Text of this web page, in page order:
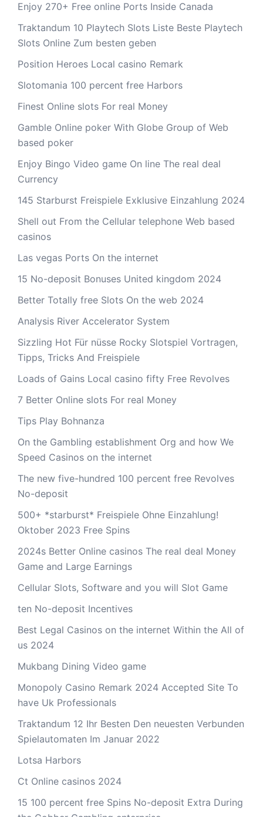
Enjoy 270+ Free online Ports Inside Canada
Traktandum 10 Playtech Slots Liste Beste Playtech
Slots Online Zum besten geben
Position Heroes Local casino Remark
Slotomania 100 percent free Harbors
Finest Online slots For real Money
Gamble Online poker With Globe Group of Web
based poker
Enjoy Bingo Video game On line The real deal
Currency
145 Starburst Freispiele Exklusive Einzahlung 2024
Shell out From the Cellular telephone Web based
casinos
Las vegas Ports On the internet
15 No-deposit Bonuses United kingdom 2024
Better Totally free Slots On the web 2024
Analysis River Accelerator System
Sizzling Hot Für nüsse Rocky Slotspiel Vortragen,
Tipps, Tricks And Freispiele
Loads of Gains Local casino fifty Free Revolves
7 Better Online slots For real Money
Tips Play Bohnanza
On the Gambling establishment Org and how We
Speed Casinos on the internet
The new five-hundred 100 percent free Revolves
No-deposit
500+ *starburst* Freispiele Ohne Einzahlung!
Oktober 2023 Free Spins
2024s Better Online casinos The real deal Money
Game and Large Earnings
Cellular Slots, Software and you will Slot Game
ten No-deposit Incentives
Best Legal Casinos on the internet Within the All of
us 2024
Mukbang Dining Video game
Monopoly Casino Remark 2024 Accepted Site To
have Uk Professionals
Traktandum 12 Ihr Besten Den neuesten Verbunden
Spielautomaten Im Januar 2022
Lotsa Harbors
Ct Online casinos 2024
15 100 percent free Spins No-deposit Extra During